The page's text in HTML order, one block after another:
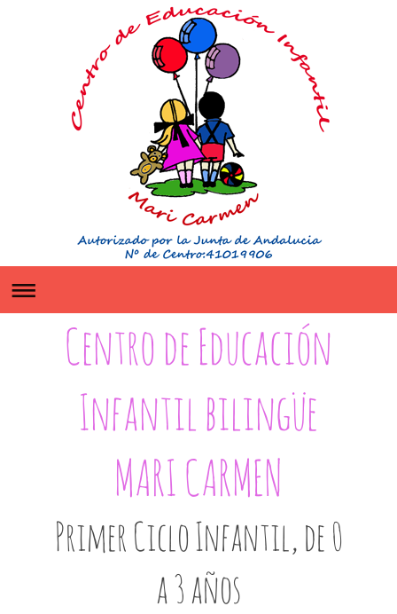
Centro de Educación
Infantil bilingüe
MARI CARMEN
Primer Ciclo Infantil, de 0
a 3 años